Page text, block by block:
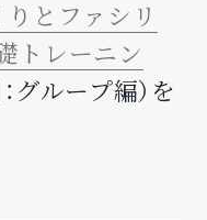
とファシリ
トレーニン
グループ編）を